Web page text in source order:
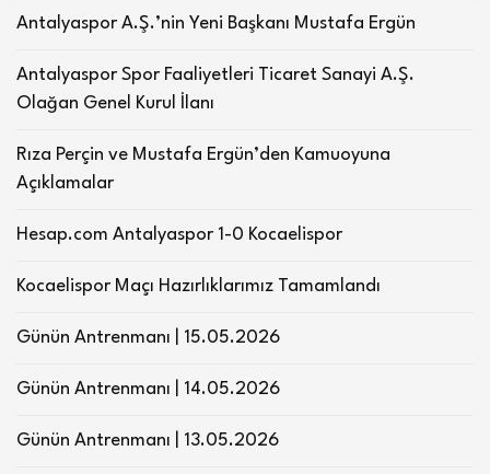
Antalyaspor A.Ş.’nin Yeni Başkanı Mustafa Ergün
Antalyaspor Spor Faaliyetleri Ticaret Sanayi A.Ş.
Olağan Genel Kurul İlanı
Rıza Perçin ve Mustafa Ergün’den Kamuoyuna
Açıklamalar
Hesap.com Antalyaspor 1-0 Kocaelispor
Kocaelispor Maçı Hazırlıklarımız Tamamlandı
Günün Antrenmanı | 15.05.2026
Günün Antrenmanı | 14.05.2026
Günün Antrenmanı | 13.05.2026